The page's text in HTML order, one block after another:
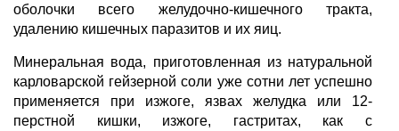
оболочки всего желудочно-кишечного тракта,
удалению кишечных паразитов и их яиц.
Минеральная вода, приготовленная из натуральной
карловарской гейзерной соли уже сотни лет успешно
применяется при изжоге, язвах желудка или 12-
перстной кишки, изжоге, гастритах, как с